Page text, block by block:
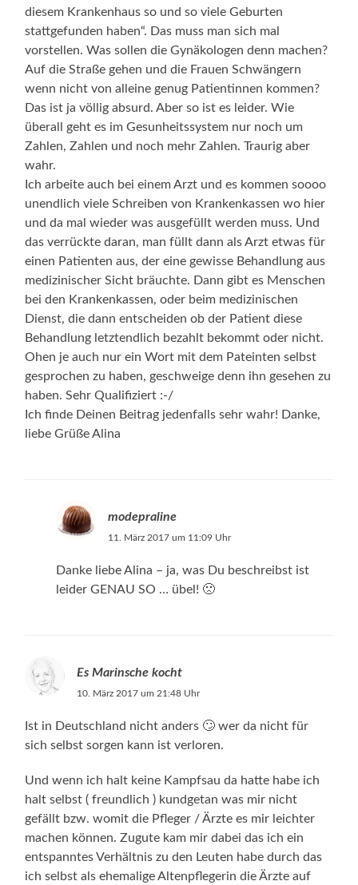
diesem Krankenhaus so und so viele Geburten
stattgefunden haben“. Das muss man sich mal
vorstellen. Was sollen die Gynäkologen denn machen?
Auf die Straße gehen und die Frauen Schwängern
wenn nicht von alleine genug Patientinnen kommen?
Das ist ja völlig absurd. Aber so ist es leider. Wie
überall geht es im Gesunheitssystem nur noch um
Zahlen, Zahlen und noch mehr Zahlen. Traurig aber
wahr.
Ich arbeite auch bei einem Arzt und es kommen soooo
unendlich viele Schreiben von Krankenkassen wo hier
und da mal wieder was ausgefüllt werden muss. Und
das verrückte daran, man füllt dann als Arzt etwas für
einen Patienten aus, der eine gewisse Behandlung aus
medizinischer Sicht bräuchte. Dann gibt es Menschen
bei den Krankenkassen, oder beim medizinischen
Dienst, die dann entscheiden ob der Patient diese
Behandlung letztendlich bezahlt bekommt oder nicht.
Ohen je auch nur ein Wort mit dem Pateinten selbst
gesprochen zu haben, geschweige denn ihn gesehen zu
haben. Sehr Qualifiziert :-/
Ich finde Deinen Beitrag jedenfalls sehr wahr! Danke,
liebe Grüße Alina
modepraline
11. März 2017 um 11:09 Uhr
Danke liebe Alina – ja, was Du beschreibst ist
leider GENAU SO … übel! 🙁
Es Marinsche kocht
10. März 2017 um 21:48 Uhr
Ist in Deutschland nicht anders 🙄 wer da nicht für
sich selbst sorgen kann ist verloren.
Und wenn ich halt keine Kampfsau da hatte habe ich
halt selbst ( freundlich ) kundgetan was mir nicht
gefällt bzw. womit die Pfleger / Ärzte es mir leichter
machen können. Zugute kam mir dabei das ich ein
entspanntes Verhältnis zu den Leuten habe durch das
ich selbst als ehemalige Altenpflegerin die Ärzte auf